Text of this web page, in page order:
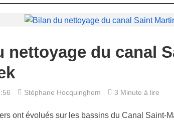
nettoyage du canal
Stéphane Hocquinghem 3 Minute à lire
ont évolués sur les bassins du Canal Saint-